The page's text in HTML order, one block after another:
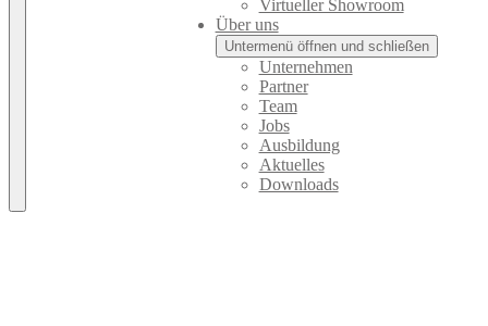
Virtueller Showroom
Über uns
Untermenü öffnen und schließen
Unternehmen
Partner
Team
Jobs
Ausbildung
Aktuelles
Downloads